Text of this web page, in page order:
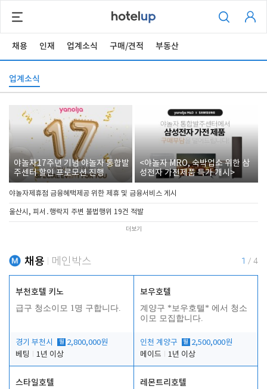
채용 인재 업계소식 구매/견적 부동산
업계소식
야놀자17주년 기념 야놀자 통합발
주센터 할인 프로모션 진행
<야놀자 MRO, 숙박업소 위한 삼
성전자 가전제품 특가 개시>
야놀자제휴점 금융혜택제공 위한 제휴 및 금융서비스 게시
울산시, 피서․행락지 주변 불법행위 19건 적발
더보기
채용 메인박스 1 / 4
부천호텔 키노
급구 청소이모 1명 구합니다.
경기 부천시 월 2,800,000원
베팅
1년 이상
보우호텔
계양구 *보우호텔* 에서 청소
이모 모집합니다.
인천 계양구 월 2,500,000원
메이드
1년 이상
스타일호텔 레몬트리호텔